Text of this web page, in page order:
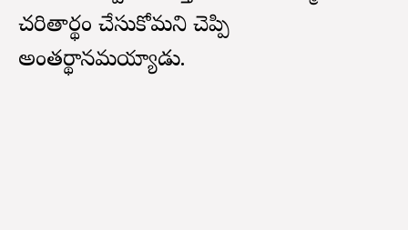
చరితార్థం చేసుకోమని చెప్పి
అంతర్థానమయ్యాడు.